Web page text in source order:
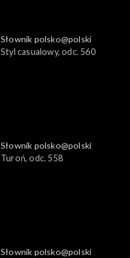
Słownik polsko@polski
Styl casualowy, odc. 560
Słownik polsko@polski
Turoń, odc. 558
Słownik polsko@polski